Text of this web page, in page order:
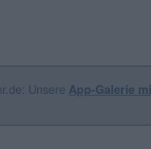
Unsere App-Galerie